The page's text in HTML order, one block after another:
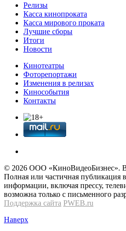
Релизы
Касса кинопроката
Касса мирового проката
Лучшие сборы
Итоги
Новости
Кинотеатры
Фоторепортажи
Изменения в релизах
Кинособытия
Контакты
© 2026 OOО «КиноВидеоБизнес».
Полная или частичная публикация
информации, включая прессу,
возможна только с письменного
Поддержка сайта PWEB.ru
Наверх